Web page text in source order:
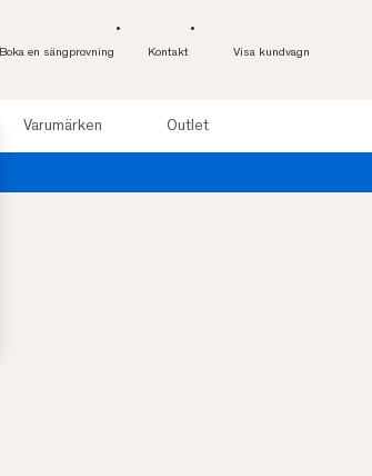
Boka en sängprovning Kontakt Visa kundvagn
Varumärken Outlet